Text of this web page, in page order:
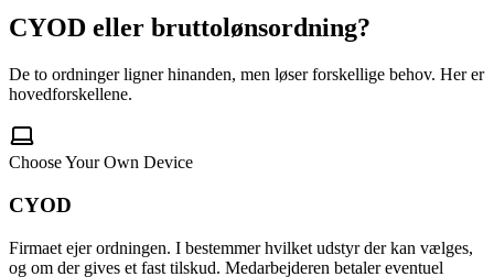
CYOD eller bruttolønsordning?
De to ordninger ligner hinanden, men løser forskellige behov. Her er
hovedforskellene.
Choose Your Own Device
CYOD
Firmaet ejer ordningen. I bestemmer hvilket udstyr der kan vælges,
og om der gives et fast tilskud. Medarbejderen betaler eventuel